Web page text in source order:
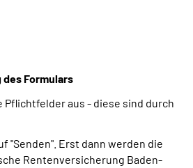
(DGS)
des Formulars
Pflichtfelder aus - diese sind durch
"Senden". Erst dann werden die
Rentenversicherung Baden-